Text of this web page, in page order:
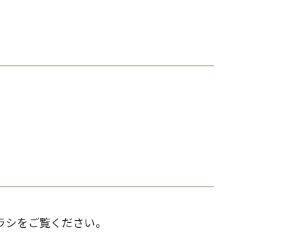
をご覧ください。